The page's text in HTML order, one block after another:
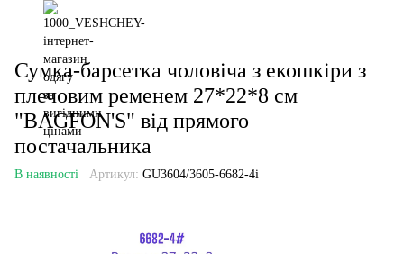
Сумка-барсетка чоловіча з екошкіри з
плечовим ременем 27*22*8 см
"BAGFON'S" від прямого
постачальника
В наявності Артикул: GU3604/3605-6682-4i